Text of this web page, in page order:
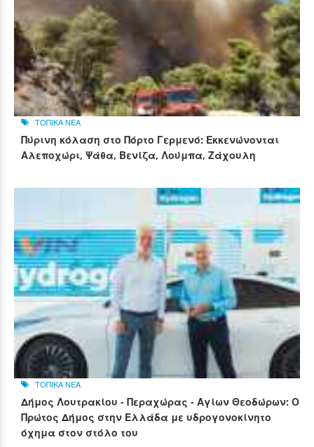
ΤΟΠΙΚΑ ΝΕΑ
Πύρινη κόλαση στο Πόρτο Γερμενό: Εκκενώνονται
Αλεποχώρι, Ψάθα, Βενίζα, Λούμπα, Ζάχουλη
ΤΟΠΙΚΑ ΝΕΑ
Δήμος Λουτρακίου - Περαχώρας - Αγίων Θεοδώρων: Ο
Πρώτος Δήμος στην Ελλάδα με υδρογονοκίνητο
όχημα στον στόλο του